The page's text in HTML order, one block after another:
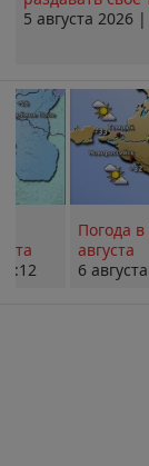
5 августа 2026
Погода
августа
6